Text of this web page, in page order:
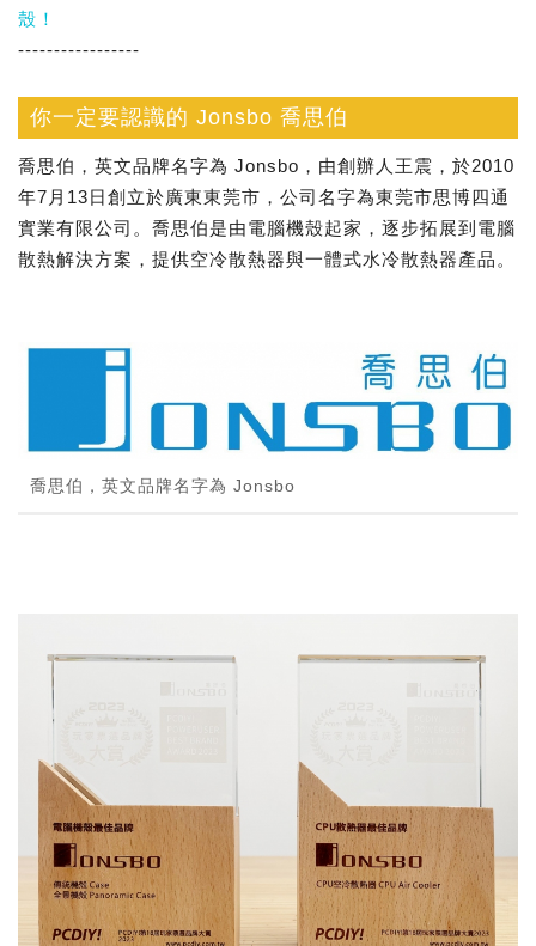
殼！
-----------------
你一定要認識的 Jonsbo 喬思伯
喬思伯，英文品牌名字為 Jonsbo，由創辦人王震，於2010
年7月13日創立於廣東東莞市，公司名字為東莞市思博四通
實業有限公司。喬思伯是由電腦機殼起家，逐步拓展到電腦
散熱解決方案，提供空冷散熱器與一體式水冷散熱器產品。
喬思伯，英文品牌名字為 Jonsbo